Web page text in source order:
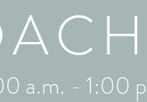
a.m. - 1:00